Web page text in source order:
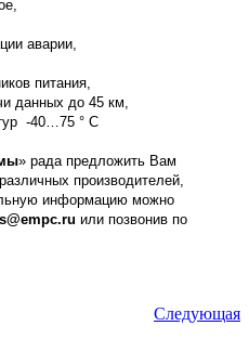
аварии,
питания,
данных до 45 км,
-40…75 ° C
» рада предложить Вам
производителей,
информацию можно
или позвонив по
Следующая